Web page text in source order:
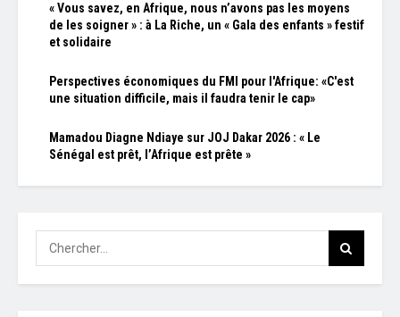
« Vous savez, en Afrique, nous n’avons pas les moyens
de les soigner » : à La Riche, un « Gala des enfants » festif
et solidaire
Perspectives économiques du FMI pour l'Afrique: «C'est
une situation difficile, mais il faudra tenir le cap»
Mamadou Diagne Ndiaye sur JOJ Dakar 2026 : « Le
Sénégal est prêt, l’Afrique est prête »